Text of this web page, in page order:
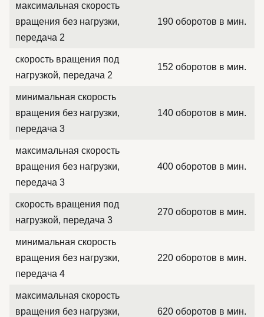
максимальная скорость
вращения без нагрузки,
передача 2
190 оборотов в мин.
скорость вращения под
нагрузкой, передача 2
152 оборотов в мин.
минимальная скорость
вращения без нагрузки,
передача 3
140 оборотов в мин.
максимальная скорость
вращения без нагрузки,
передача 3
400 оборотов в мин.
скорость вращения под
нагрузкой, передача 3
270 оборотов в мин.
минимальная скорость
вращения без нагрузки,
передача 4
220 оборотов в мин.
максимальная скорость
вращения без нагрузки,
620 оборотов в мин.